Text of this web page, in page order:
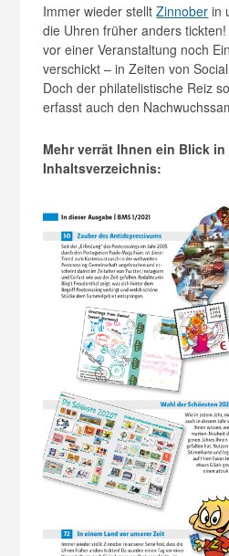
Immer wieder stelltZinnober in
die Uhren früher anders
vor einer Veranstaltung noch
verschickt – in Zeiten von
Doch der philatelistische Reiz
erfasst auch den
Mehr verrät Ihnen ein Blick
Inhaltsverzeichnis: